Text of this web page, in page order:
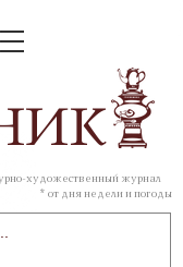
художественный журнал
* от дня недели и погоды